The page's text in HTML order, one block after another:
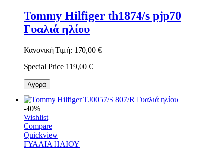
Tommy Hilfiger th1874/s pjp70
Γυαλιά ηλίου
Κανονική Τιμή: 170,00 €
Special Price 119,00 €
Αγορά
-40%
Wishlist
Compare
Quickview
ΓΥΑΛΙΑ ΗΛΙΟΥ